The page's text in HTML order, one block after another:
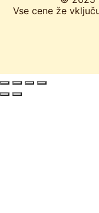
Vse cene že